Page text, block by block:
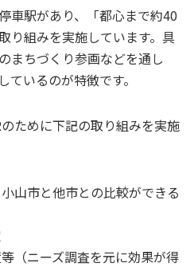
車駅があり、「都心まで約40
り組みを実施しています。具
まちづくり参画などを通し
いるのが特徴です。
ために下記の取り組みを実施
山市と他市との比較ができる
（ニーズ調査を元に効果が得